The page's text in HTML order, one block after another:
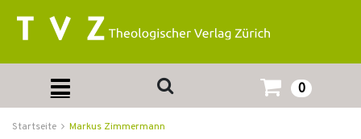
0
Startseite Markus Zimmermann